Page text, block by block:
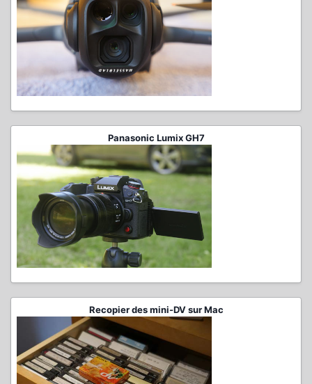
Panasonic Lumix GH7
Recopier des mini-DV sur Mac